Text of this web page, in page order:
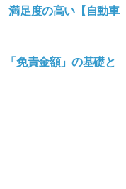
満足度の高い【自動車
免責金額」の基礎と